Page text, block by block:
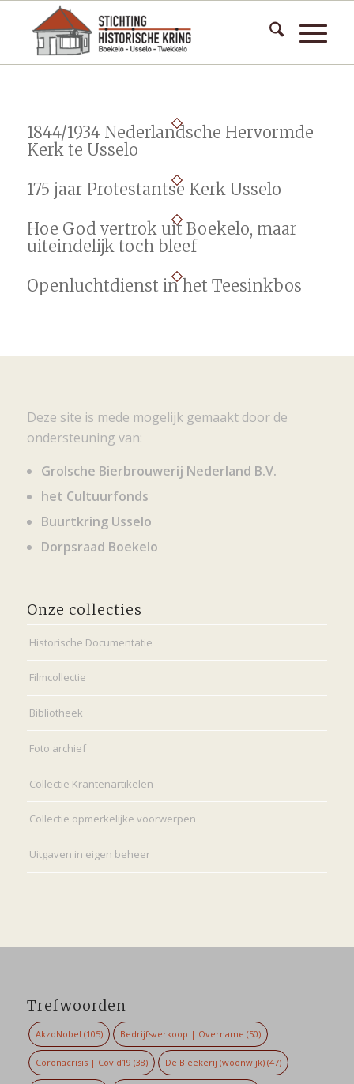
1844/1934 Nederlandsche Hervormde
Kerk te Usselo
175 jaar Protestantse Kerk Usselo
Hoe God vertrok uit Boekelo, maar
uiteindelijk toch bleef
Openluchtdienst in het Teesinkbos
Deze site is mede mogelijk gemaakt door de
ondersteuning van:
Grolsche Bierbrouwerij Nederland B.V.
het Cultuurfonds
Buurtkring Usselo
Dorpsraad Boekelo
Onze collecties
Historische Documentatie
Filmcollectie
Bibliotheek
Foto archief
Collectie Krantenartikelen
Collectie opmerkelijke voorwerpen
Uitgaven in eigen beheer
Trefwoorden
AkzoNobel (105) Bedrijfsverkoop | Overname (50)
Coronacrisis | Covid19 (38) De Bleekerij (woonwijk) (47)